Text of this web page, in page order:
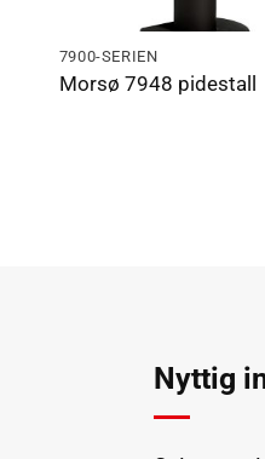
7900-SERIEN
Morsø 7948 pidestall
Nyttig